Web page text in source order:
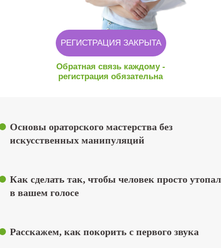
РЕГИСТРАЦИЯ ЗАКРЫТА
Обратная связь каждому -
регистрация обязательна
Основы ораторского мастерства без
искусственных манипуляций
Как сделать так, чтобы человек просто утопал
в вашем голосе
Расскажем, как покорить с первого звука